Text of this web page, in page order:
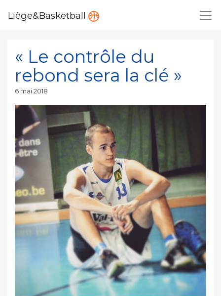
Liège&Basketball
« Le contrôle du
rebond sera la clé »
Publié
6 mai 2018